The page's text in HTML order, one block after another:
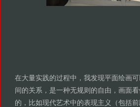
在大量实践的过程中，我发现平面绘画
间的关系，是一种无规则的自由，画面
的，比如现代艺术中的表现主义（包括